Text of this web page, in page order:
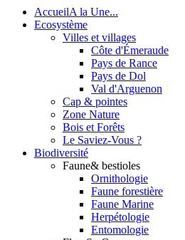
AccueilA la Une...
Ecosystème
Villes et villages
Côte d'Émeraude
Pays de Rance
Pays de Dol
Val d'Arguenon
Cap & pointes
Zone Nature
Bois et Forêts
Le Saviez-Vous ?
Biodiversité
Faune& bestioles
Ornithologie
Faune forestière
Faune Marine
Herpétologie
Entomologie